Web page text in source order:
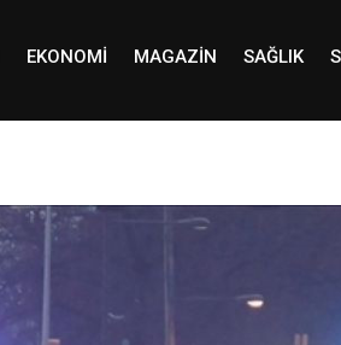
EKONOMI MAGAZIN SAĞLIK